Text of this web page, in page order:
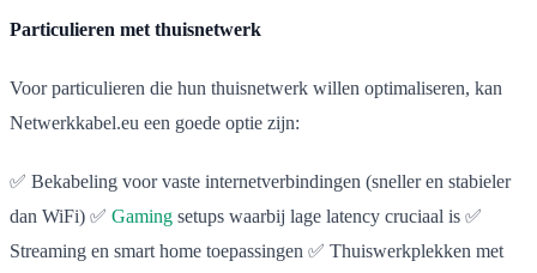
Particulieren met thuisnetwerk
Voor particulieren die hun thuisnetwerk willen optimaliseren, kan
Netwerkkabel.eu een goede optie zijn:
✅ Bekabeling voor vaste internetverbindingen (sneller en stabieler
dan WiFi) ✅ Gaming setups waarbij lage latency cruciaal is ✅
Streaming en smart home toepassingen ✅ Thuiswerkplekken met